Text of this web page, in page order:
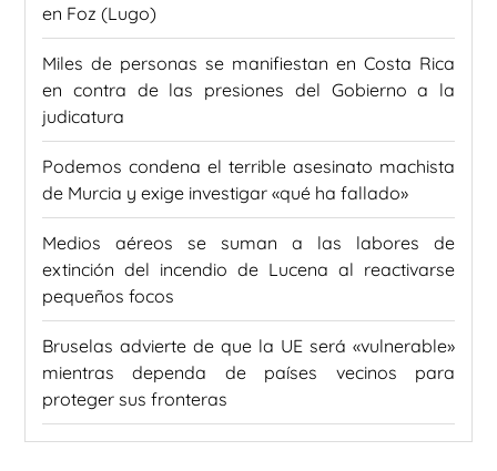
en Foz (Lugo)
Miles de personas se manifiestan en Costa Rica
en contra de las presiones del Gobierno a la
judicatura
Podemos condena el terrible asesinato machista
de Murcia y exige investigar «qué ha fallado»
Medios aéreos se suman a las labores de
extinción del incendio de Lucena al reactivarse
pequeños focos
Bruselas advierte de que la UE será «vulnerable»
mientras dependa de países vecinos para
proteger sus fronteras